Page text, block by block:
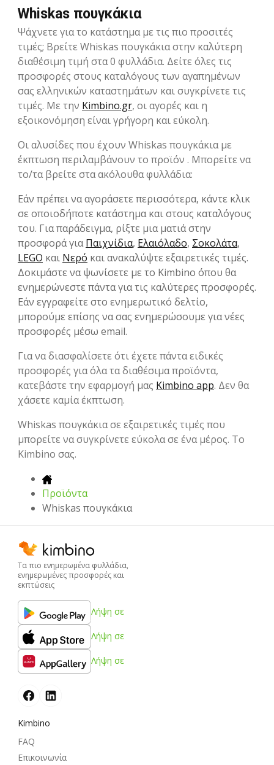
Whiskas πουγκάκια
Ψάχνετε για το κατάστημα με τις πιο προσιτές
τιμές; Βρείτε Whiskas πουγκάκια στην καλύτερη
διαθέσιμη τιμή στα 0 φυλλάδια. Δείτε όλες τις
προσφορές στους καταλόγους των αγαπημένων
σας ελληνικών καταστημάτων και συγκρίνετε τις
τιμές. Με την Kimbino.gr, οι αγορές και η
εξοικονόμηση είναι γρήγορη και εύκολη.
Οι αλυσίδες που έχουν Whiskas πουγκάκια με
έκπτωση περιλαμβάνουν το προϊόν . Μπορείτε να
το/τα βρείτε στα ακόλουθα φυλλάδια:
Εάν πρέπει να αγοράσετε περισσότερα, κάντε κλικ
σε οποιοδήποτε κατάστημα και στους καταλόγους
του. Για παράδειγμα, ρίξτε μια ματιά στην
προσφορά γιαΠαιχνίδια, Ελαιόλαδο, Σοκολάτα,
LEGO και Νερό και ανακαλύψτε εξαιρετικές τιμές.
Δοκιμάστε να ψωνίσετε με το Kimbino όπου θα
ενημερώνεστε πάντα για τις καλύτερες προσφορές.
Εάν εγγραφείτε στο ενημερωτικό δελτίο,
μπορούμε επίσης να σας ενημερώσουμε για νέες
προσφορές μέσω email.
Για να διασφαλίσετε ότι έχετε πάντα ειδικές
προσφορές για όλα τα διαθέσιμα προϊόντα,
κατεβάστε την εφαρμογή μας Kimbino app. Δεν θα
χάσετε καμία έκπτωση.
Whiskas πουγκάκια σε εξαιρετικές τιμές που
μπορείτε να συγκρίνετε εύκολα σε ένα μέρος. Το
Kimbino σας.
Προϊόντα
Whiskas πουγκάκια
Τα πιο ενημερωμένα φυλλάδια,
ενημερωμένες προσφορές και
εκπτώσεις
Λήψη σε
Λήψη σε
Λήψη σε
Kimbino
FAQ
Επικοινωνία